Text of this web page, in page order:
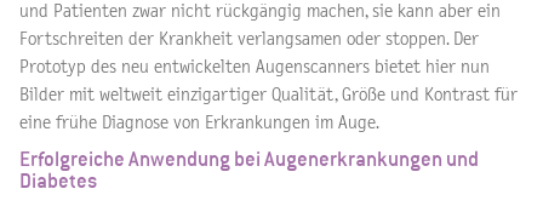
und Patienten zwar nicht rückgängig machen, sie kann aber ein
Fortschreiten der Krankheit verlangsamen oder stoppen. Der
Prototyp des neu entwickelten Augenscanners bietet hier nun
Bilder mit weltweit einzigartiger Qualität, Größe und Kontrast für
eine frühe Diagnose von Erkrankungen im Auge.
Erfolgreiche Anwendung bei Augenerkrankungen und
Diabetes